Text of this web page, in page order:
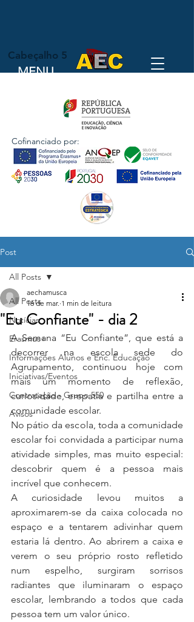
Cofinanciado por:
MENU
Cabeçalho 5
Post
All Posts
Notícias
Erasmus+
Informações Alunos e Enc. Educação
Iniciativas/Eventos
Contratação - Grupo 550
Avisos
All Posts
"Eu Confiante" - dia 2
aechamusca
16 de mar. 1 min de leitura
A Semana “Eu Confiante”, que está a
decorrer na escola sede do
Agrupamento, continuou hoje com
mais um momento de reflexão,
curiosidade, empatia e partilha entre a
comunidade escolar.
No pátio da escola, toda a comunidade
escolar foi convidada a participar numa
atividade simples, mas muito especial:
descobrir quem é a pessoa mais
incrível que conhecem.
A curiosidade levou muitos a
aproximarem-se da caixa colocada no
espaço e a tentarem adivinhar quem
estaria lá dentro. Ao abrirem a caixa e
verem o seu próprio rosto refletido
num espelho, surgiram sorrisos
radiantes que iluminaram o espaço
escolar, lembrando a todos que cada
pessoa tem um valor único.